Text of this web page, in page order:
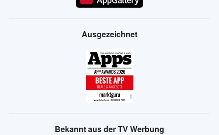
Ausgezeichnet
Bekannt aus der TV Werbung